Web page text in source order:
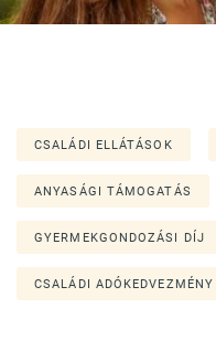
CSALÁDI ELLÁTÁSOK
ANYASÁGI TÁMOGATÁS
GYERMEKGONDOZÁSI DÍJ
CSALÁDI ADÓKEDVEZMÉNY